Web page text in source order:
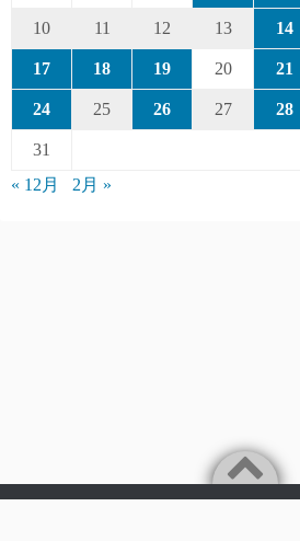
10 11 12 13 14
17 18 19 20 21
24 25 26 27 28
31
« 12月
2月 »